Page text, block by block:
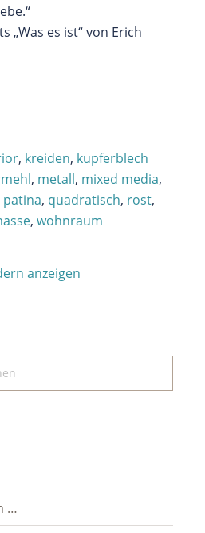
„Was es ist“ von Erich
, kreiden, kupferblech
, metall, mixed media,
patina, quadratisch, rost,
, wohnraum
anzeigen
…